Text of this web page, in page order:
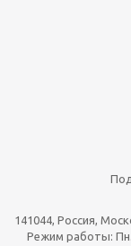
141044, Россия,
Режим работы: